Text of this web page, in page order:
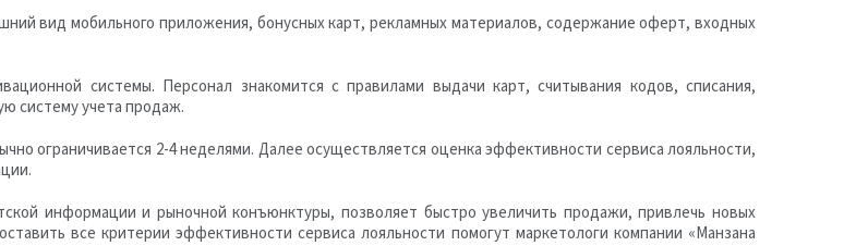
вид мобильного приложения, бонусных карт, рекламных материалов, содержание оферт, входных
системы. Персонал знакомится с правилами выдачи карт, считывания кодов, списания,
систему учета продаж.
ограничивается 2-4 неделями. Далее осуществляется оценка эффективности сервиса лояльности,
информации и рыночной конъюнктуры, позволяет быстро увеличить продажи, привлечь новых
все критерии эффективности сервиса лояльности помогут маркетологи компании «Манзана